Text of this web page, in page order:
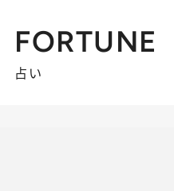
FORTUNE
占い